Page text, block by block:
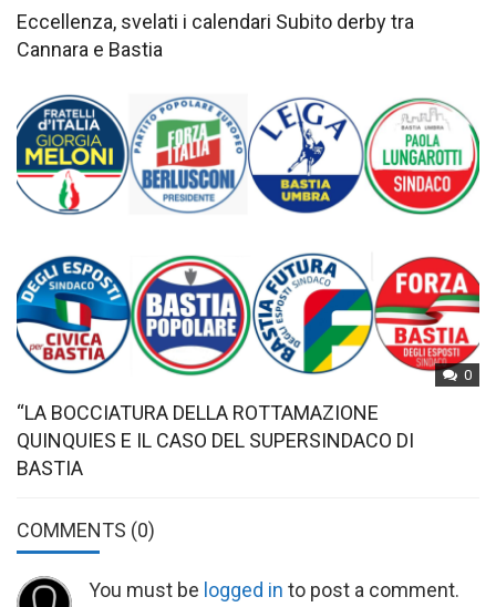
Eccellenza, svelati i calendari Subito derby tra
Cannara e Bastia
0
“LA BOCCIATURA DELLA ROTTAMAZIONE
QUINQUIES E IL CASO DEL SUPERSINDACO DI
BASTIA
COMMENTS (0)
You must be logged in to post a comment.